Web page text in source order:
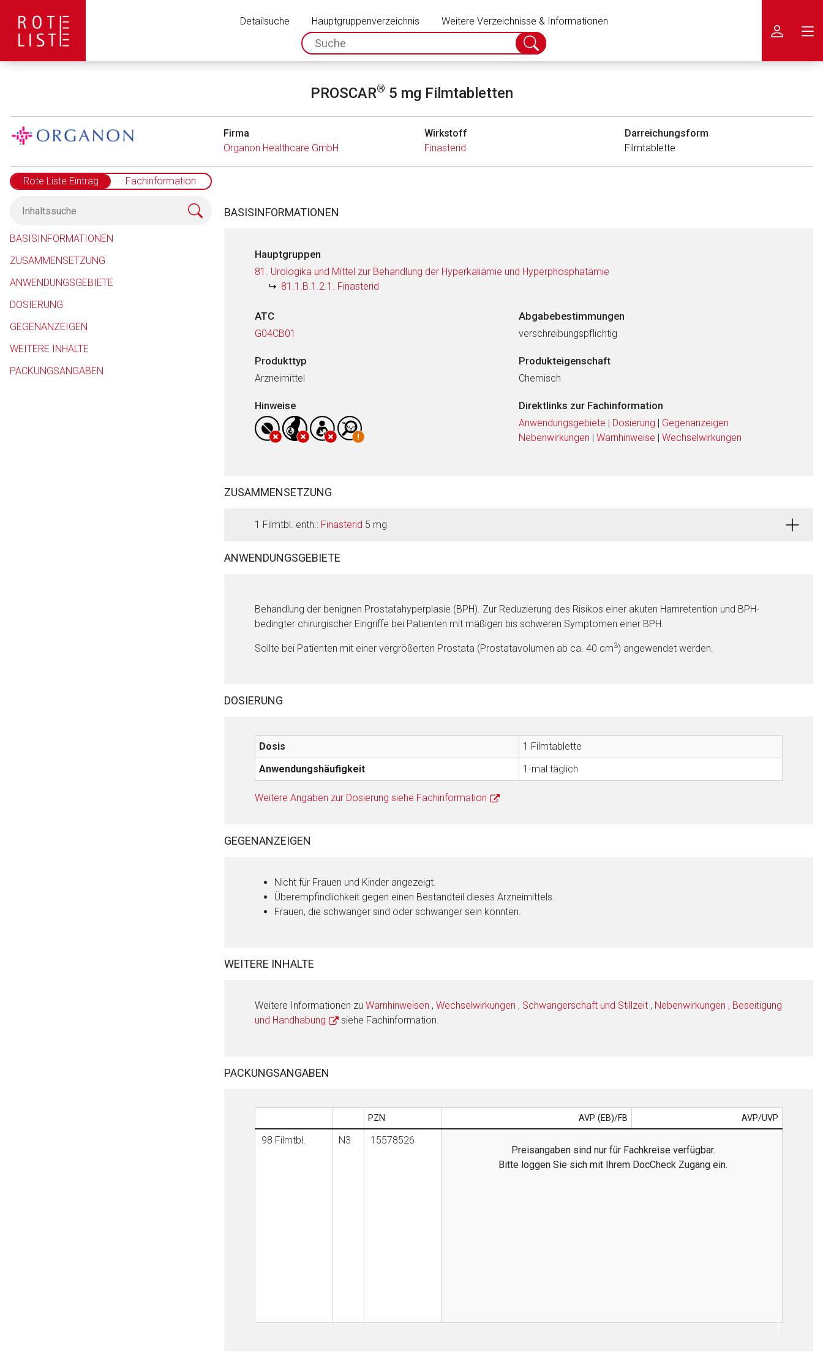
Detailsuche Hauptgruppenverzeichnis
Weitere Verzeichnisse & Informationen
spc.search.input.placeholder
Suche
abschicken
PROSCAR® 5 mg Filmtabletten
Firma
Organon Healthcare GmbH
Wirkstoff
Finasterid
Darreichungsform
Film­ta­blet­te
Rote Liste Eintrag Fachinformation
BASISINFORMATIONEN
ZUSAMMENSETZUNG
ANWENDUNGSGEBIETE
DOSIERUNG
GEGENANZEIGEN
WEITERE INHALTE
PACKUNGSANGABEN
BASISINFORMATIONEN
Hauptgruppen
81. Urologika und Mittel zur Behandlung der Hyperkaliämie und Hyperphosphatämie
81.1.B.1.2.1. Finasterid
ATC
G04CB01
Abgabebestimmungen
verschreibungspflichtig
Produkttyp
Arzneimittel
Produkteigenschaft
Chemisch
Hinweise Direktlinks zur Fachinformation
Anwendungsgebiete | Dosierung | Gegenanzeigen
Nebenwirkungen | Warnhinweise | Wechselwirkungen
ZUSAMMENSETZUNG
1 Filmtbl. enth.: Finasterid 5 mg
ANWENDUNGSGEBIETE
Behandlung der benignen Prostatahyperplasie (BPH). Zur Reduzierung des Risikos einer akuten Harnretention und BPH-
bedingter chirurgischer Eingriffe bei Patienten mit mäßigen bis schweren Symptomen einer BPH.
Sollte bei Patienten mit einer vergrößerten Prostata (Prostatavolumen ab ca. 40 cm3) angewendet werden.
DOSIERUNG
Dosis
1 Filmtablette
Anwendungshäufigkeit
1-mal täglich
Weitere Angaben zur Dosierung siehe Fachinformation
GEGENANZEIGEN
Nicht für Frauen und Kinder angezeigt.
Überempfindlichkeit gegen einen Bestandteil dieses Arzneimittels.
Frauen, die schwanger sind oder schwanger sein könnten.
WEITERE INHALTE
Weitere Informationen zu Warnhinweisen , Wechselwirkungen , Schwangerschaft und Stillzeit , Nebenwirkungen , Beseitigung
und Handhabung
siehe Fachinformation.
PACKUNGSANGABEN
PZN AVP (EB)/FB AVP/UVP
98 Filmtbl. N3
15578526
Preisangaben sind nur für Fachkreise verfügbar.
Bitte loggen Sie sich mit Ihrem DocCheck Zugang ein.
Aufruf einer externen Seite
Der von Ihnen aufgerufene Link öffnet eine externe Web-Seite. Für die Inhalte der externen Web-Seite ist deren